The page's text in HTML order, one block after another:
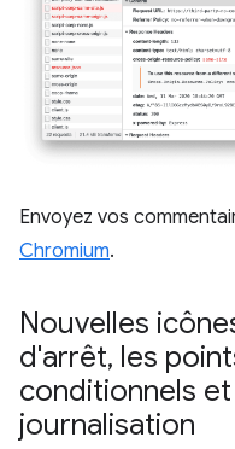
Envoyez vos
Chromium.
Nouvelles
d'arrêt, les
conditionnels
journalisation